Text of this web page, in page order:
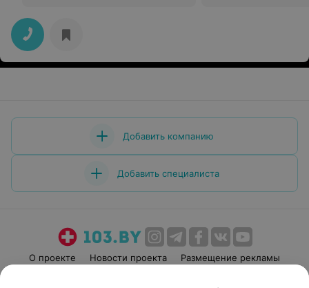
Добавить компанию
Добавить специалиста
О проекте Новости проекта
Размещение рекламы